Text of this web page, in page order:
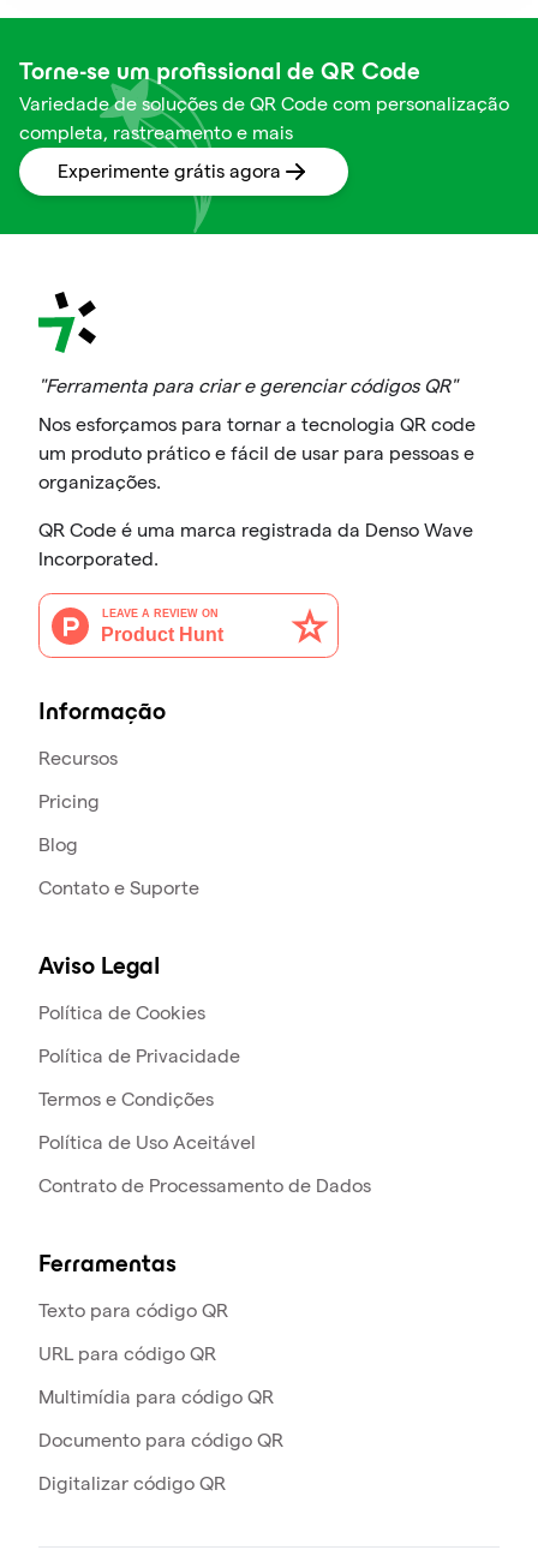
Torne-se um profissional de QR Code
Variedade de soluções de QR Code com personalização
completa, rastreamento e mais
Experimente grátis agora
"Ferramenta para criar e gerenciar códigos QR"
Nos esforçamos para tornar a tecnologia QR code
um produto prático e fácil de usar para pessoas e
organizações.
QR Code é uma marca registrada da Denso Wave
Incorporated.
Informação
Recursos
Pricing
Blog
Contato e Suporte
Aviso Legal
Política de Cookies
Política de Privacidade
Termos e Condições
Política de Uso Aceitável
Contrato de Processamento de Dados
Ferramentas
Texto para código QR
URL para código QR
Multimídia para código QR
Documento para código QR
Digitalizar código QR